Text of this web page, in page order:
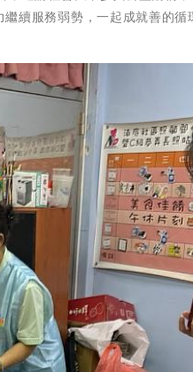
續服務弱勢，一起成就善的循